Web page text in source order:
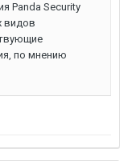
Panda Security
видов
по мнению